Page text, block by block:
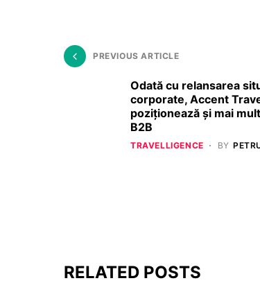
PREVIOUS ARTICLE
Odată cu relansarea
corporate, Accent
poziționează și mai
B2B
TRAVELLIGENCE BY
RELATED POSTS